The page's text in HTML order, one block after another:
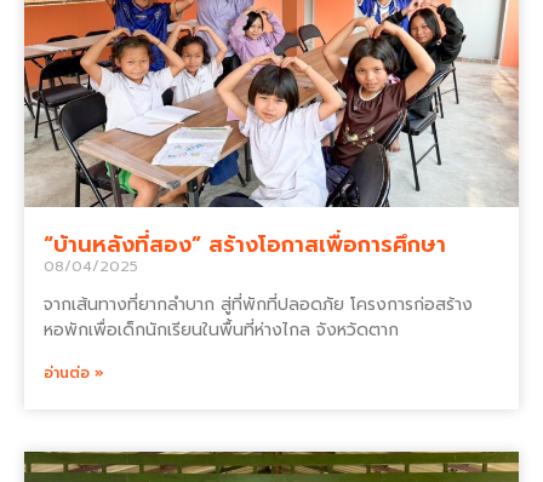
“บ้านหลังที่สอง” สร้างโอกาสเพื่อการศึกษา
08/04/2025
จากเส้นทางที่ยากลำบาก สู่ที่พักที่ปลอดภัย โครงการก่อสร้าง
หอพักเพื่อเด็กนักเรียนในพื้นที่ห่างไกล จังหวัดตาก
อ่านต่อ »